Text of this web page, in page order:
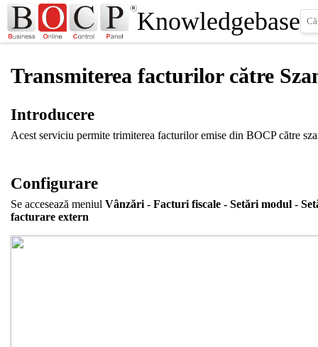
Knowledgebase
Transmiterea facturilor către
Introducere
Acest serviciu permite trimiterea facturilor emise din BOCP către
Configurare
Se accesează meniul Vânzări - Facturi fiscale - Setări modul -
facturare extern